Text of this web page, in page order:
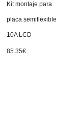
Kit montaje para
placa semiflexible
10A LCD
85.35€